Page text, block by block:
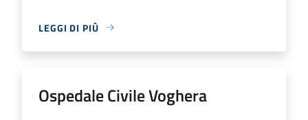
LEGGI DI PIÙ
Ospedale Civile Voghera